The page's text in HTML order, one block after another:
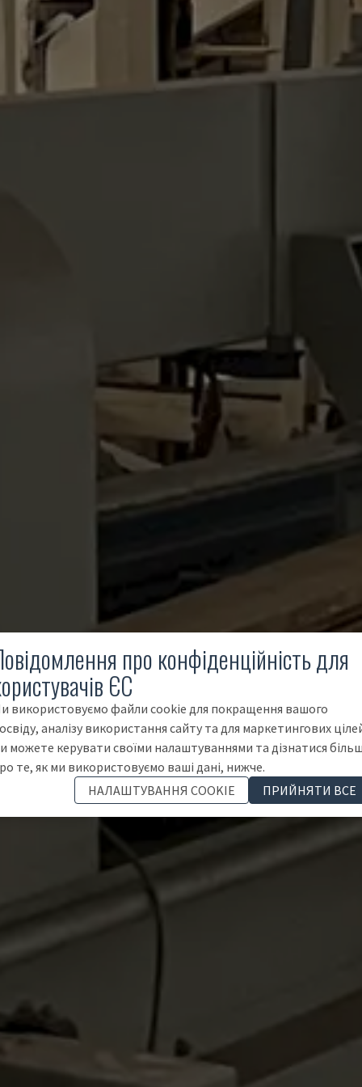
про конфіденційність для
ЄС
використовуємо файли cookie для покращення вашого
аналізу використання сайту та для маркетингових
можете керувати своїми налаштуваннями та дізнатися
те, як ми використовуємо ваші дані, нижче.
НАЛАШТУВАННЯ COOKIE
ПРИЙНЯТИ ВСЕ